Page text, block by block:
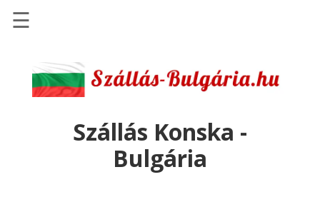
Szállások
Repülőjegy
pénzvisszatérítéssel
☰
Szállás Konska -
Bulgária